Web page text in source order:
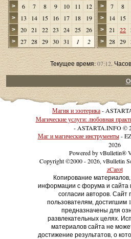
> 6 7 8 9 10 11 12
> 13 14 15 16 17 18 19
> 20 21 22 23 24 25 26
> 27 28 29 30 31 1 2
> 7 8
> 14 15
> 21 22
> 28 29
Текущее время:07:12.
Магия и эзотерика-
Магические услуги: любовная
- ASTARTA.INFO ©
Маг и магические инструменты-
2026
Powered by vBulletin®
Copyright ©2000 - 2026, vBulletin
zCarot
Копирование материалов,
информации с форума и сайта
согласии авторов. Сайт
пользователям, достигшим
предназначены для
развлекательных целях.
материалов сайта не
достижение результатов, о